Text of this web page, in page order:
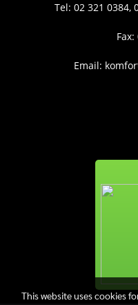
Tel: 02 321 0384,
Email:
This website uses cookies